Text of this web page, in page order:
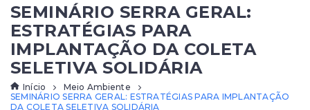
SEMINÁRIO SERRA GERAL:
ESTRATÉGIAS PARA
IMPLANTAÇÃO DA COLETA
SELETIVA SOLIDÁRIA
Início
Meio Ambiente
SEMINÁRIO SERRA GERAL: ESTRATÉGIAS PARA IMPLANTAÇÃO
DA COLETA SELETIVA SOLIDÁRIA